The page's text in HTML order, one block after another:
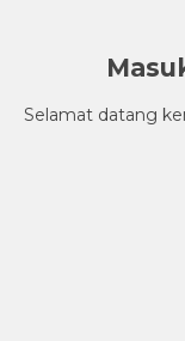
Selamat datang